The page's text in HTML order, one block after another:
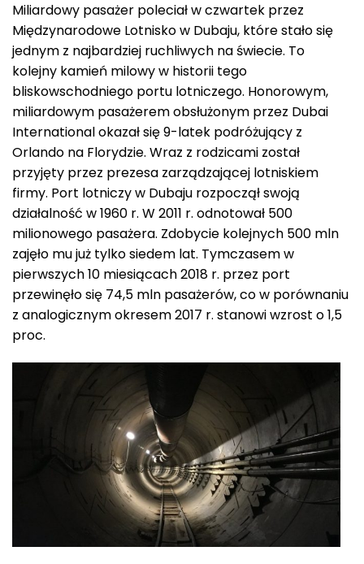
Miliardowy pasażer poleciał w czwartek przez
Międzynarodowe Lotnisko w Dubaju, które stało się
jednym z najbardziej ruchliwych na świecie. To
kolejny kamień milowy w historii tego
bliskowschodniego portu lotniczego. Honorowym,
miliardowym pasażerem obsłużonym przez Dubai
International okazał się 9-latek podróżujący z
Orlando na Florydzie. Wraz z rodzicami został
przyjęty przez prezesa zarządzającej lotniskiem
firmy. Port lotniczy w Dubaju rozpoczął swoją
działalność w 1960 r. W 2011 r. odnotował 500
milionowego pasażera. Zdobycie kolejnych 500 mln
zajęło mu już tylko siedem lat. Tymczasem w
pierwszych 10 miesiącach 2018 r. przez port
przewinęło się 74,5 mln pasażerów, co w porównaniu
z analogicznym okresem 2017 r. stanowi wzrost o 1,5
proc.